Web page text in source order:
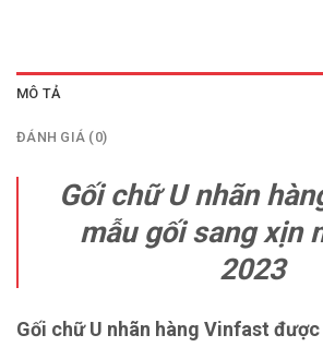
MÔ TẢ
ĐÁNH GIÁ (0)
Gối chữ U nhãn
mẫu gối sang xịn
2023
Gối chữ U nhãn hàng Vinfast